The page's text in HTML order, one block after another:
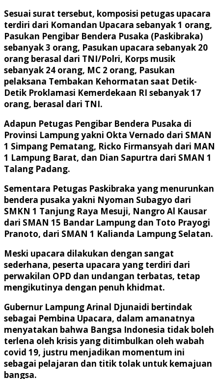
Sesuai surat tersebut, komposisi petugas upacara
terdiri dari Komandan Upacara sebanyak 1 orang,
Pasukan Pengibar Bendera Pusaka (Paskibraka)
sebanyak 3 orang, Pasukan upacara sebanyak 20
orang berasal dari TNI/Polri, Korps musik
sebanyak 24 orang, MC 2 orang, Pasukan
pelaksana Tembakan Kehormatan saat Detik-
Detik Proklamasi Kemerdekaan RI sebanyak 17
orang, berasal dari TNI.
Adapun Petugas Pengibar Bendera Pusaka di
Provinsi Lampung yakni Okta Vernado dari SMAN
1 Simpang Pematang, Ricko Firmansyah dari MAN
1 Lampung Barat, dan Dian Sapurtra dari SMAN 1
Talang Padang.
Sementara Petugas Paskibraka yang menurunkan
bendera pusaka yakni Nyoman Subagyo dari
SMKN 1 Tanjung Raya Mesuji, Nangro Al Kausar
dari SMAN 15 Bandar Lampung dan Toto Prayogi
Pranoto, dari SMAN 1 Kalianda Lampung Selatan.
Meski upacara dilakukan dengan sangat
sederhana, peserta upacara yang terdiri dari
perwakilan OPD dan undangan terbatas, tetap
mengikutinya dengan penuh khidmat.
Gubernur Lampung Arinal Djunaidi bertindak
sebagai Pembina Upacara, dalam amanatnya
menyatakan bahwa Bangsa Indonesia tidak boleh
terlena oleh krisis yang ditimbulkan oleh wabah
covid 19, justru menjadikan momentum ini
sebagai pelajaran dan titik tolak untuk kemajuan
bangsa.